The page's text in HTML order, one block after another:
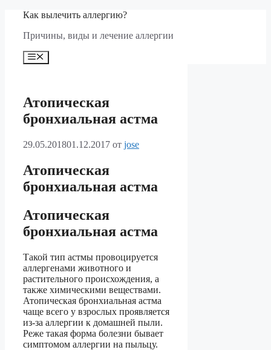
Перейти
содержимому
Как вылечить аллергию?
Причины, виды и лечение аллергии
Меню
Атопическая
бронхиальная астма
29.05.201801.12.2017 от jose
Атопическая
бронхиальная астма
Атопическая
бронхиальная астма
Такой тип астмы провоцируется
аллергенами животного и
растительного происхождения, а
также химическими веществами.
Атопическая бронхиальная астма
чаще всего у взрослых проявляется
из-за аллергии к домашней пыли.
Реже такая форма болезни бывает
симптомом аллергии на пыльцу.